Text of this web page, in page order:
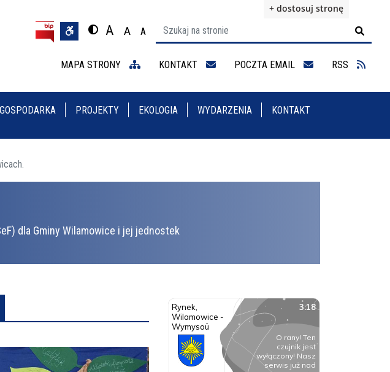
+ dostosuj stronę
Przełącz na motyw wysokiej widoczności
A
A
Ustaw rozmiar czcionki na 125%
A
Ustaw rozmiar czcionki na 100%

MAPA STRONY KONTAKT POCZTA EMAIL RSS
GOSPODARKA PROJEKTY EKOLOGIA WYDARZENIA KONTAKT
dla Gminy Wilamowice i jej jednostek